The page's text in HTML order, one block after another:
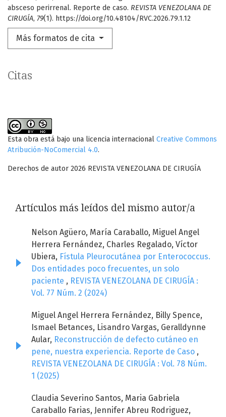
absceso perirrenal. Reporte de caso. REVISTA VENEZOLANA DE
CIRUGÍA, 79(1). https://doi.org/10.48104/RVC.2026.79.1.12
Más formatos de cita
Citas
Esta obra está bajo una licencia internacional Creative Commons
Atribución-NoComercial 4.0.
Derechos de autor 2026 REVISTA VENEZOLANA DE CIRUGÍA
Artículos más leídos del mismo autor/a
Nelson Agüero, María Caraballo, Miguel Angel
Herrera Fernández, Charles Regalado, Víctor
Ubiera, Fístula Pleurocutánea por Enterococcus.
Dos entidades poco frecuentes, un solo
paciente , REVISTA VENEZOLANA DE CIRUGÍA :
Vol. 77 Núm. 2 (2024)
Miguel Angel Herrera Fernández, Billy Spence,
Ismael Betances, Lisandro Vargas, Geralldynne
Aular, Reconstrucción de defecto cutáneo en
pene, nuestra experiencia. Reporte de Caso ,
REVISTA VENEZOLANA DE CIRUGÍA : Vol. 78 Núm.
1 (2025)
Claudia Severino Santos, Maria Gabriela
Caraballo Farias, Jennifer Abreu Rodriguez,